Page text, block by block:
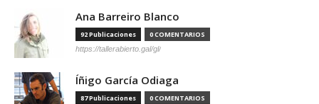
Ana Barreiro Blanco
92 Publicaciones 0 COMENTARIOS
https://tallerabierto.gal/gl/
Íñigo García Odiaga
87 Publicaciones 0 COMENTARIOS